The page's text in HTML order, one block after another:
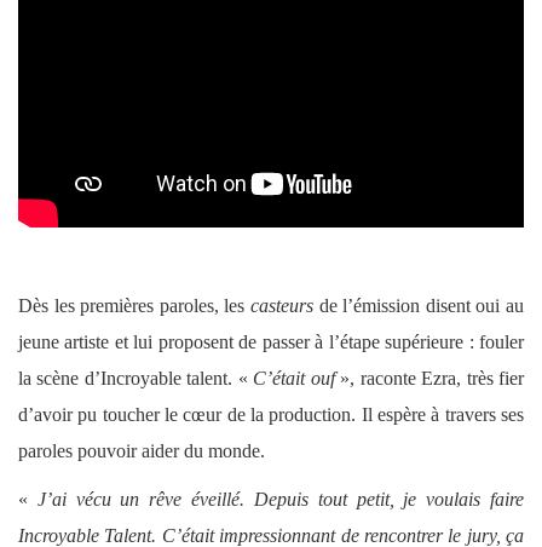
Dès les premières paroles, les casteurs de l’émission disent oui au
jeune artiste et lui proposent de passer à l’étape supérieure : fouler
la scène d’Incroyable talent. « C’était ouf», raconte Ezra, très fier
d’avoir pu toucher le cœur de la production. Il espère à travers ses
paroles pouvoir aider du monde.
« J’ai vécu un rêve éveillé. Depuis tout petit, je voulais faire
Incroyable Talent. C’était impressionnant de rencontrer le jury, ça